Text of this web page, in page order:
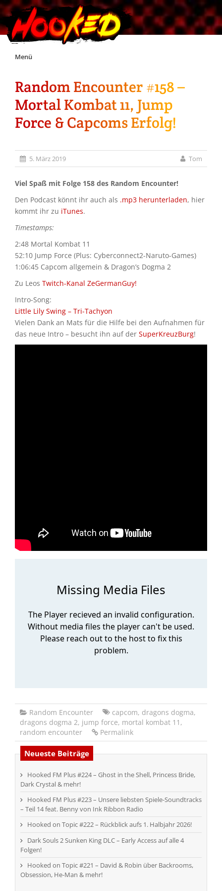
Skip
Menü
Unterstützt Hooked!
Discord
Random Encounter #158 –
Mortal Kombat 11, Jump
Force & Capcoms Erfolg!
5. März 2019 Tom
Viel Spaß mit Folge 158 des Random Encounter!
Den Podcast könnt ihr auch als .mp3 herunterladen, hier
kommt ihr zu iTunes.
Timestamps:
2:48 Mortal Kombat 11
52:10 Jump Force (Plus: Cyberconnect2-Naruto-Games)
1:06:45 Capcom allgemein & Dragon’s Dogma 2
Zu Leos Twitch-Kanal ZeGermanGuy!
Intro-Song:
Little Lily Swing – Tri-Tachyon
Vielen Dank an Mats für die Hilfe bei den Aufnahmen für
das neue Intro – besucht ihn auf der SuperKreuzBurg!
Random Encounter capcom, dragons dogma,
dragons dogma 2, jump force, mortal kombat 11 ,
random encounter
Permalink
Neueste Beiträge
Hooked FM Plus #224 – Ghost in the Shell, Princess Bride,
Dark Crystal & mehr!
Hooked FM Plus #223 – Unsere liebsten Spiele-Soundtracks
– Teil 14 feat. Benny von Ink Ribbon Radio
Hooked on Topic #222 – Rückblick aufs 1. Halbjahr 2026!
Dark Souls 2 Sunken King DLC – Early Access auf alle 4
Folgen!
Hooked on Topic #221 – David & Robin über Backrooms,
Obsession, He-Man & mehr!